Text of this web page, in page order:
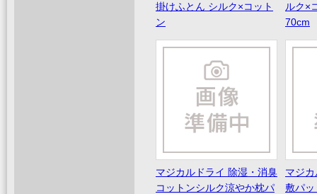
掛けふとん シルク×コット
ン
ルク×
70cm
マジカルドライ 除湿・消臭
コットンシルク涼やか枕パ
マジ
敷パ